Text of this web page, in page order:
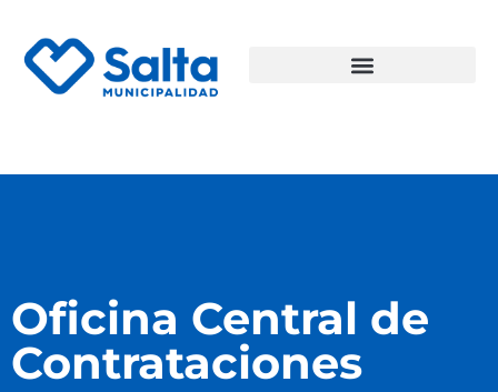
Oficina Central de
Contrataciones